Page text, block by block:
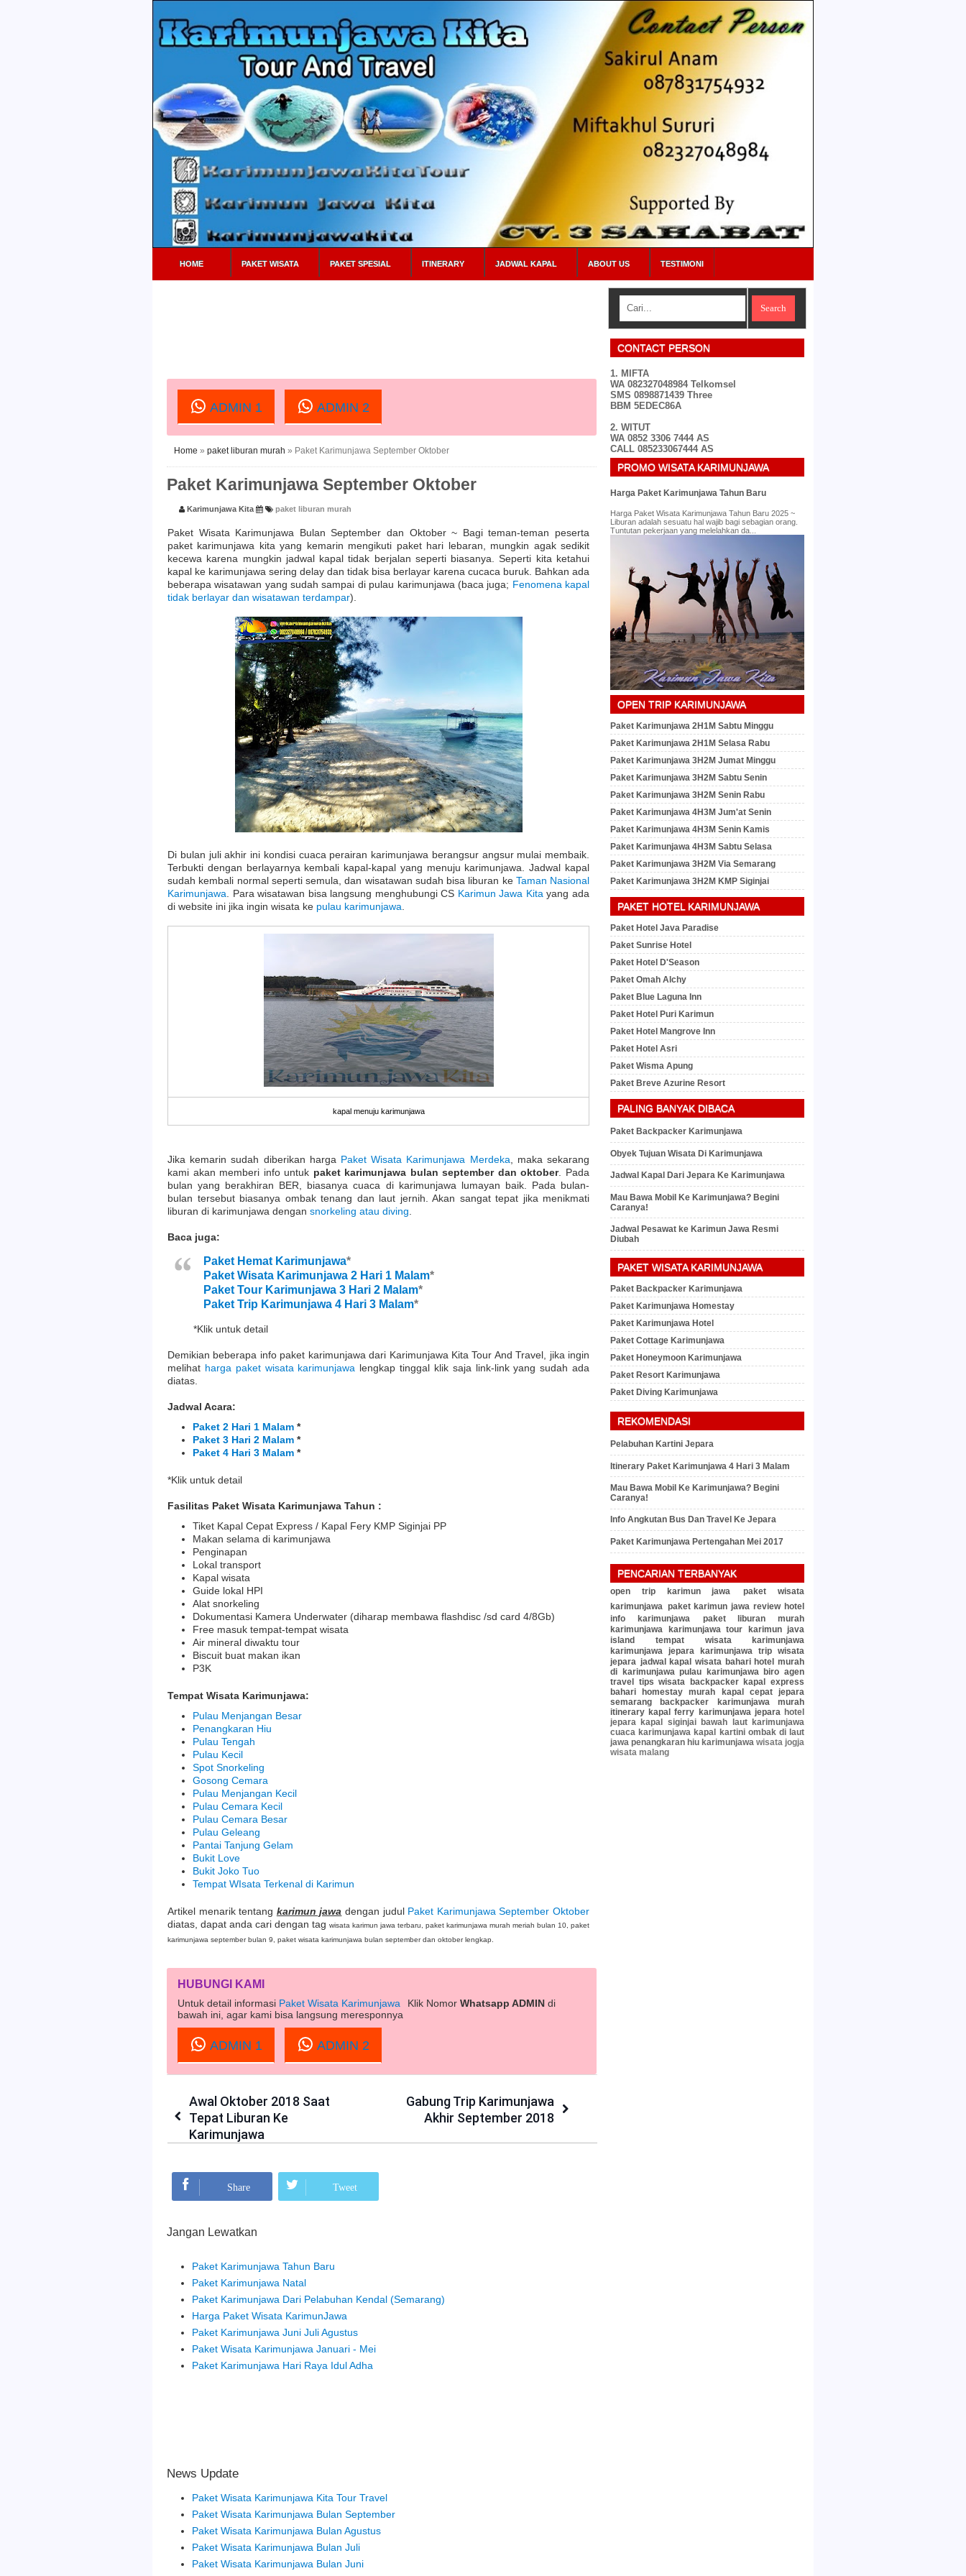
HOME PAKET WISATA PAKET SPESIAL ITINERARY JADWAL KAPAL ABOUT US TESTIMONI
ADMIN 1 ADMIN 2
Home » paket liburan murah » Paket Karimunjawa September Oktober
Paket Karimunjawa September Oktober
Karimunjawa Kita paket liburan murah
Paket Wisata Karimunjawa Bulan September dan Oktober ~ Bagi teman-teman peserta
paket karimunjawa kita yang kemarin mengikuti paket hari lebaran, mungkin agak sedikit
kecewa karena mungkin jadwal kapal tidak berjalan seperti biasanya. Seperti kita ketahui
kapal ke karimunjawa sering delay dan tidak bisa berlayar karena cucaca buruk. Bahkan ada
beberapa wisatawan yang sudah sampai di pulau karimunjawa (baca juga; Fenomena kapal
tidak berlayar dan wisatawan terdampar).
Di bulan juli akhir ini kondisi cuaca perairan karimunjawa berangsur angsur mulai membaik.
Terbukti dengan berlayarnya kembali kapal-kapal yang menuju karimunjawa. Jadwal kapal
sudah kembali normal seperti semula, dan wisatawan sudah bisa liburan ke Taman Nasional
Karimunjawa . Para wisatawan bisa langsung menghubungi CS Karimun Jawa Kita yang ada
di website ini jika ingin wisata ke pulau karimunjawa
kapal menuju karimunjawa
Jika kemarin sudah diberikan harga Paket Wisata Karimunjawa Merdeka , maka sekarang
kami akan memberi info untuk paket karimunjawa bulan september dan oktober. Pada
bulan yang berakhiran BER, biasanya cuaca di karimunjawa lumayan baik. Pada bulan-
bulan tersebut biasanya ombak tenang dan laut jernih. Akan sangat tepat jika menikmati
liburan di karimunjawa dengan snorkeling atau diving
Baca juga:
Paket Hemat Karimunjawa*
Paket Wisata Karimunjawa 2 Hari 1 Malam*
Paket Tour Karimunjawa 3 Hari 2 Malam*
Paket Trip Karimunjawa 4 Hari 3 Malam*
*Klik untuk detail
Demikian beberapa info paket karimunjawa dari Karimunjawa Kita Tour And Travel, jika ingin
melihat harga paket wisata karimunjawa lengkap tinggal klik saja link-link yang sudah ada
diatas.
Jadwal Acara:
Paket 2 Hari 1 Malam *
Paket 3 Hari 2 Malam *
Paket 4 Hari 3 Malam *
*Klik untuk detail
Fasilitas Paket Wisata Karimunjawa Tahun :
Tiket Kapal Cepat Express / Kapal Fery KMP Siginjai PP
Makan selama di karimunjawa
Penginapan
Lokal transport
Kapal wisata
Guide lokal HPI
Alat snorkeling
Dokumentasi Kamera Underwater (diharap membawa flashdisc /sd card 4/8Gb)
Free masuk tempat-tempat wisata
Air mineral diwaktu tour
Biscuit buat makan ikan
P3K
Tempat Wisata Karimunjawa:
Pulau Menjangan Besar
Penangkaran Hiu
Pulau Tengah
Pulau Kecil
Spot Snorkeling
Gosong Cemara
Pulau Menjangan Kecil
Pulau Cemara Kecil
Pulau Cemara Besar
Pulau Geleang
Pantai Tanjung Gelam
Bukit Love
Bukit Joko Tuo
Tempat WIsata Terkenal di Karimun
Artikel menarik tentang karimun jawa dengan judul Paket Karimunjawa September Oktober
diatas, dapat anda cari dengan tag wisata karimun jawa terbaru, paket karimunjawa murah meriah bulan 10, paket
karimunjawa september bulan 9, paket wisata karimunjawa bulan september dan oktober lengkap.
HUBUNGI KAMI
Untuk detail informasi Paket Wisata Karimunjawa Klik Nomor Whatsapp ADMIN di
bawah ini, agar kami bisa langsung meresponnya
ADMIN 1 ADMIN 2
Awal Oktober 2018 Saat
Tepat Liburan Ke
Karimunjawa
Gabung Trip Karimunjawa
Akhir September 2018
Share Tweet
Jangan Lewatkan
Paket Karimunjawa Tahun Baru
Paket Karimunjawa Natal
Paket Karimunjawa Dari Pelabuhan Kendal (Semarang)
Harga Paket Wisata KarimunJawa
Paket Karimunjawa Juni Juli Agustus
Paket Wisata Karimunjawa Januari - Mei
Paket Karimunjawa Hari Raya Idul Adha
News Update
Paket Wisata Karimunjawa Kita Tour Travel
Paket Wisata Karimunjawa Bulan September
Paket Wisata Karimunjawa Bulan Agustus
Paket Wisata Karimunjawa Bulan Juli
Paket Wisata Karimunjawa Bulan Juni
CONTACT PERSON
1. MIFTA
WA 082327048984 Telkomsel
SMS 0898871439 Three
BBM 5EDEC86A
2. WITUT
WA 0852 3306 7444 AS
CALL 085233067444 AS
PROMO WISATA KARIMUNJAWA
Harga Paket Karimunjawa Tahun Baru
Harga Paket Wisata Karimunjawa Tahun Baru 2025 ~
Liburan adalah sesuatu hal wajib bagi sebagian orang.
Tuntutan pekerjaan yang melelahkan da...
OPEN TRIP KARIMUNJAWA
Paket Karimunjawa 2H1M Sabtu Minggu
Paket Karimunjawa 2H1M Selasa Rabu
Paket Karimunjawa 3H2M Jumat Minggu
Paket Karimunjawa 3H2M Sabtu Senin
Paket Karimunjawa 3H2M Senin Rabu
Paket Karimunjawa 4H3M Jum'at Senin
Paket Karimunjawa 4H3M Senin Kamis
Paket Karimunjawa 4H3M Sabtu Selasa
Paket Karimunjawa 3H2M Via Semarang
Paket Karimunjawa 3H2M KMP Siginjai
PAKET HOTEL KARIMUNJAWA
Paket Hotel Java Paradise
Paket Sunrise Hotel
Paket Hotel D'Season
Paket Omah Alchy
Paket Blue Laguna Inn
Paket Hotel Puri Karimun
Paket Hotel Mangrove Inn
Paket Hotel Asri
Paket Wisma Apung
Paket Breve Azurine Resort
PALING BANYAK DIBACA
Paket Backpacker Karimunjawa
Obyek Tujuan Wisata Di Karimunjawa
Jadwal Kapal Dari Jepara Ke Karimunjawa
Mau Bawa Mobil Ke Karimunjawa? Begini
Caranya!
Jadwal Pesawat ke Karimun Jawa Resmi
Diubah
PAKET WISATA KARIMUNJAWA
Paket Backpacker Karimunjawa
Paket Karimunjawa Homestay
Paket Karimunjawa Hotel
Paket Cottage Karimunjawa
Paket Honeymoon Karimunjawa
Paket Resort Karimunjawa
Paket Diving Karimunjawa
REKOMENDASI
Pelabuhan Kartini Jepara
Itinerary Paket Karimunjawa 4 Hari 3 Malam
Mau Bawa Mobil Ke Karimunjawa? Begini
Caranya!
Info Angkutan Bus Dan Travel Ke Jepara
Paket Karimunjawa Pertengahan Mei 2017
PENCARIAN TERBANYAK
open trip karimun jawa
paket wisata
karimunjawa paket karimun jawa review hotel
info karimunjawa
paket liburan murah
karimunjawa
karimunjawa tour karimun java
island
tempat wisata karimunjawa
karimunjawa jepara
karimunjawa trip
wisata
jepara jadwal kapal wisata bahari hotel murah
di karimunjawa pulau karimunjawa biro agen
travel tips wisata backpacker kapal express
bahari homestay murah
kapal cepat jepara
semarang
backpacker karimunjawa murah
itinerary kapal ferry karimunjawa jepara hotel
jepara kapal siginjai bawah laut karimunjawa
cuaca karimunjawa kapal kartini ombak di laut
jawa penangkaran hiu karimunjawa wisata jogja
wisata malang